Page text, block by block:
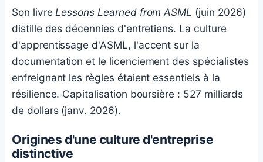
Son livre Lessons Learned from ASML (juin 2026)
distille des décennies d'entretiens. La culture
d'apprentissage d'ASML, l'accent sur la
documentation et le licenciement des spécialistes
enfreignant les règles étaient essentiels à la
résilience. Capitalisation boursière : 527 milliards
de dollars (janv. 2026).
Origines d'une culture d'entreprise
distinctive